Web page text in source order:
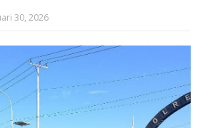
30, 2026